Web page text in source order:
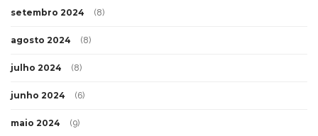
setembro 2024 (8)
agosto 2024 (8)
julho 2024 (8)
junho 2024 (6)
maio 2024 (9)